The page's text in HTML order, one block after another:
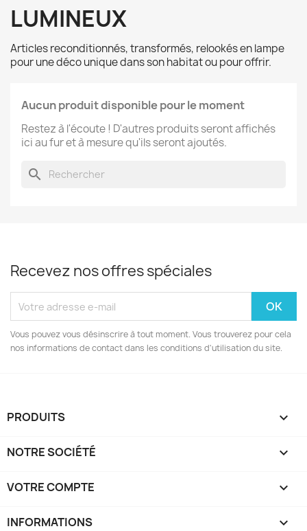
LUMINEUX
Articles reconditionnés, transformés, relookés en lampe
pour une déco unique dans son habitat ou pour offrir.
Aucun produit disponible pour le moment
Restez à l'écoute ! D'autres produits seront affichés
ici au fur et à mesure qu'ils seront ajoutés.
search
Recevez nos offres spéciales
Vous pouvez vous désinscrire à tout moment. Vous trouverez pour cela
nos informations de contact dans les conditions d'utilisation du site.
PRODUITS 
NOTRE SOCIÉTÉ 
VOTRE COMPTE 
INFORMATIONS keyboard_arrow_down